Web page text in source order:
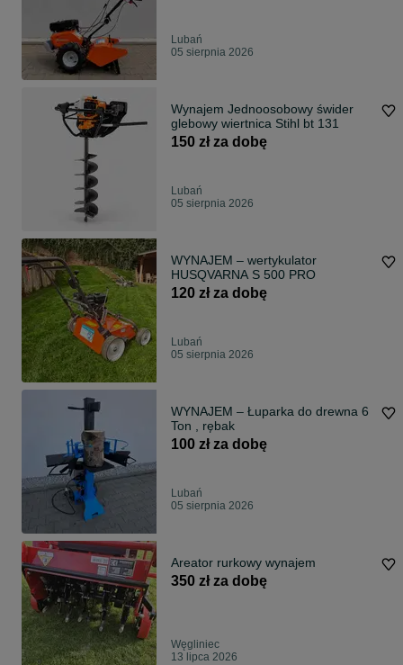
Lubań
05 sierpnia 2026
Wynajem Jednoosobowy świder
glebowy wiertnica Stihl bt 131
150 zł za dobę
Lubań
05 sierpnia 2026
WYNAJEM – wertykulator
HUSQVARNA S 500 PRO
120 zł za dobę
Lubań
05 sierpnia 2026
WYNAJEM – Łuparka do drewna 6
Ton , rębak
100 zł za dobę
Lubań
05 sierpnia 2026
Areator rurkowy wynajem
350 zł za dobę
Węgliniec
13 lipca 2026